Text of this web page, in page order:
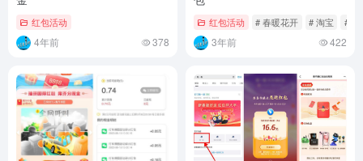
红包活动
4年前 378
红包活动 # 春暖花开 # 淘宝 # 红
3年前 422